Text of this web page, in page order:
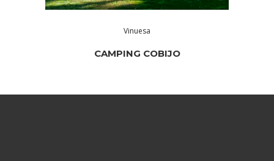
Vinuesa
CAMPING COBIJO